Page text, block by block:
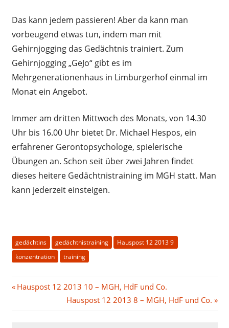
Das kann jedem passieren! Aber da kann man
vorbeugend etwas tun, indem man mit
Gehirnjogging das Gedächtnis trainiert. Zum
Gehirnjogging „GeJo“ gibt es im
Mehrgenerationenhaus in Limburgerhof einmal im
Monat ein Angebot.
Immer am dritten Mittwoch des Monats, von 14.30
Uhr bis 16.00 Uhr bietet Dr. Michael Hespos, ein
erfahrener Gerontopsychologe, spielerische
Übungen an. Schon seit über zwei Jahren findet
dieses heitere Gedächtnistraining im MGH statt. Man
kann jederzeit einsteigen.
gedächtins gedächtnistraining
Hauspost 12 2013 9
konzentration
training
Beitragsnavigation
Vorheriger
Hauspost 12 2013 10 – MGH, HdF und Co.
Nächster
Hauspost 12 2013 8 – MGH, HdF und Co.